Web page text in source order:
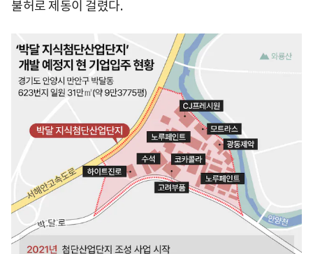
불허로 제동이 걸렸다.